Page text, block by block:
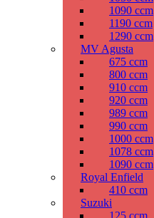
1090 ccm
1190 ccm
1290 ccm
MV Agusta
675 ccm
800 ccm
910 ccm
920 ccm
989 ccm
990 ccm
1000 ccm
1078 ccm
1090 ccm
Royal Enfield
410 ccm
Suzuki
125 ccm